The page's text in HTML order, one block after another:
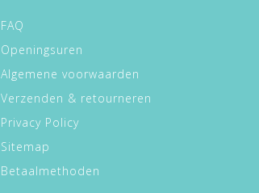
FAQ
Openingsuren
Algemene voorwaarden
Verzenden & retourneren
Privacy Policy
Sitemap
Betaalmethoden